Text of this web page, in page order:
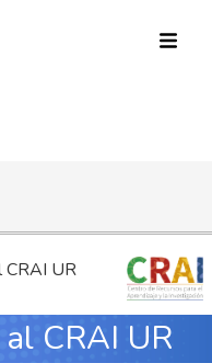
CRAI UR
biblioteca
al CRAI UR